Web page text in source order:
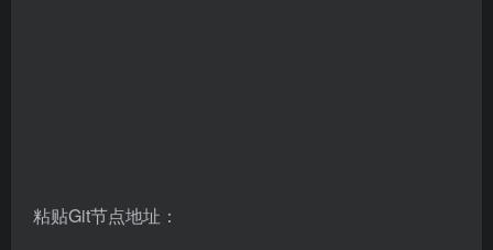
粘贴Git节点地址：